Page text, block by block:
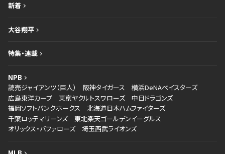
新着
大谷翔平
特集・連載
NPB
読売ジャイアンツ（巨人）
阪神タイガース
横浜DeNAベイスターズ
広島東洋カープ
東京ヤクルトスワローズ
中日ドラゴンズ
福岡ソフトバンクホークス
北海道日本ハムファイターズ
千葉ロッテマリーンズ
東北楽天ゴールデンイーグルス
オリックス・バファローズ
埼玉西武ライオンズ